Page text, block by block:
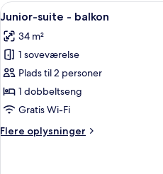
Indlæs
alle
billeder
af
Junior-
suite
-
17
Junior-suite - balkon
34 m²
1 soveværelse
Plads til 2 personer
1 dobbeltseng
Gratis Wi-Fi
Flere oplysninger
Flere